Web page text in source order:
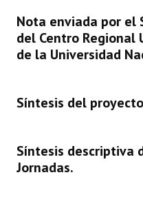
Organigrama
DOCUMENTOS
Dictámenes Asesoría
Nota enviada por el
del Centro Regional
de la Universidad
Síntesis del
Síntesis descriptiva
Jornadas.